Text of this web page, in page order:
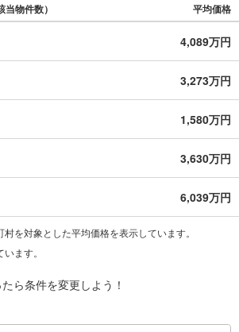
物件数） 平均価格
4,089万円
3,273万円
1,580万円
3,630万円
6,039万円
を対象とした平均価格を表示しています。
ます。
ら条件を変更しよう！